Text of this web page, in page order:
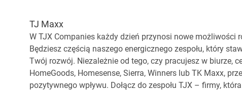
TJ Maxx
W TJX Companies każdy dzień przynosi nowe
Będziesz częścią naszego energicznego zespołu, który
Twój rozwój. Niezależnie od tego, czy pracujesz w biurze,
HomeGoods, Homesense, Sierra, Winners lub TK Maxx,
pozytywnego wpływu. Dołącz do zespołu TJX – firmy,